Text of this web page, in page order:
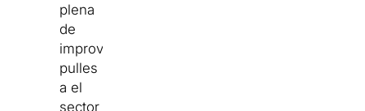
plena
de
improvisació,
pulles
a el
sector